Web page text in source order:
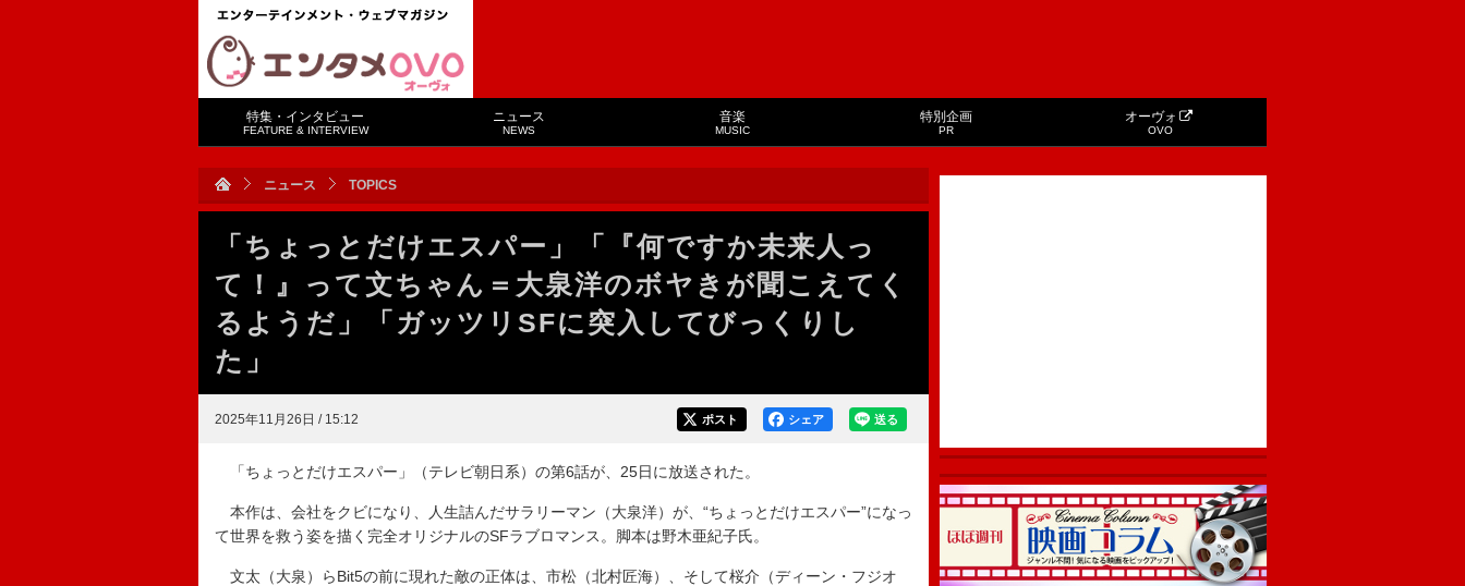
特集・インタビュー
FEATURE & INTERVIEW
ニュース
NEWS
音楽
MUSIC
特別企画
PR
オーヴォ
OVO
ニュース TOPICS
「ちょっとだけエスパー」「『何ですか未来人っ
て！』って文ちゃん＝大泉洋のボヤきが聞こえてく
るようだ」「ガッツリSFに突入してびっくりし
た」
2025年11月26日 / 15:12 送る
シェア
ポスト
「ちょっとだけエスパー」（テレビ朝日系）の第6話が、25日に放送された。
本作は、会社をクビになり、人生詰んだサラリーマン（大泉洋）が、“ちょっとだけエスパー”になっ
て世界を救う姿を描く完全オリジナルのSFラブロマンス。脚本は野木亜紀子氏。
文太（大泉）らBit5の前に現れた敵の正体は、市松（北村匠海）、そして桜介（ディーン・フジオ